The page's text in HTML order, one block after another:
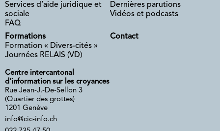
Services d’aide juridique et
sociale
FAQ
Dernières parutions
Vidéos et podcasts
Formations
Formation « Divers-cités »
Journées RELAIS (VD)
Contact
Centre intercantonal
d’information sur les croyances
Rue Jean-J.-De-Sellon 3
(Quartier des grottes)
1201 Genève
info@cic-info.ch